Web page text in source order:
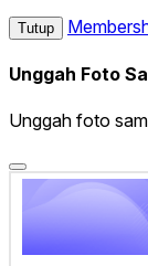
Tutup
Unggah Foto
Unggah foto